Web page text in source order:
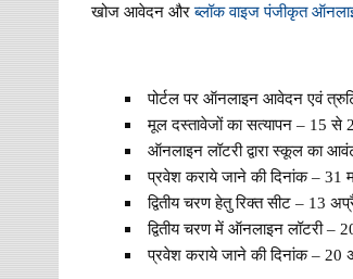
खोज आवेदन औरब्लॉक वाइज पंजीकृत
पोर्टल पर ऑनलाइन आवेदन एवं
मूल दस्तावेजों का सत्यापन – 15 से
ऑनलाइन लॉटरी द्वारा स्कूल का
प्रवेश कराये जाने की दिनांक – 31
द्वितीय चरण हेतु रिक्त सीट – 13
द्वितीय चरण में ऑनलाइन लॉटरी –
प्रवेश कराये जाने की दिनांक –